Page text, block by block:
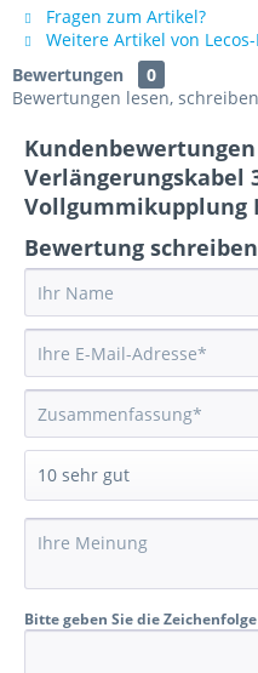
Fragen zum Artikel?
Weitere Artikel von
Bewertungen
0
Bewertungen lesen,
Verlängerungskabel
Vollgummikupplung
Bewertung schreiben
Bitte geben Sie die